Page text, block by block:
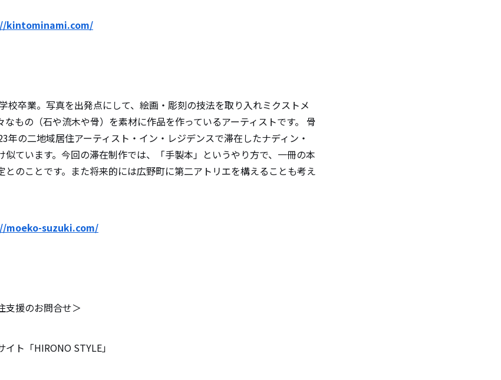
kintominami.com/
校卒業。写真を出発点にして、絵画・彫刻の技法を取り入れミクストメ
なもの（石や流木や骨）を素材に作品を作っているアーティストです。 骨
年の二地域居住アーティスト・イン・レジデンスで滞在したナディン・
似ています。今回の滞在制作では、「手製本」というやり方で、一冊の本
とのことです。また将来的には広野町に第二アトリエを構えることも考え
moeko-suzuki.com/
支援のお問合せ＞
ト「HIRONO STYLE」